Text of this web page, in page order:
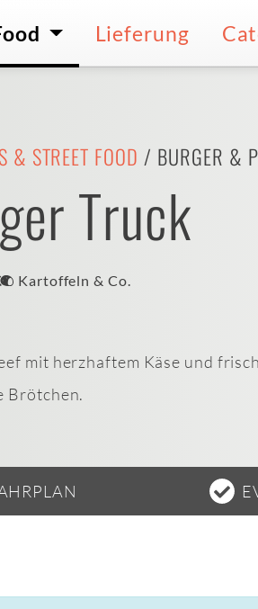
Lieferung
& STREET FOOD / BURGER &
Truck
Kartoffeln & Co.
mit herzhaftem Käse und
Brötchen.